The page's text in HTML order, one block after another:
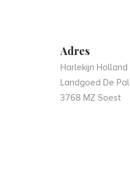
Adres
Harlekijn Holland
Landgoed De
3768 MZ Soest